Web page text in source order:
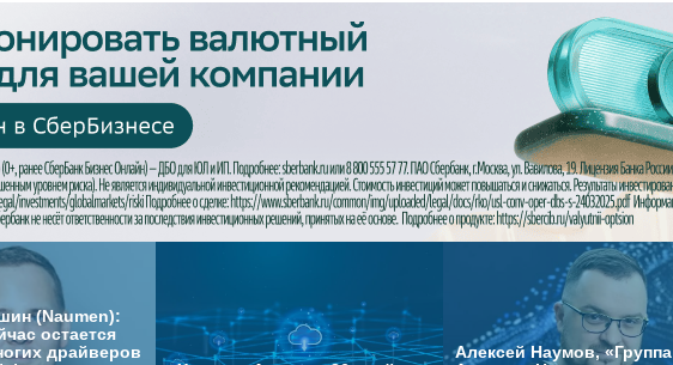
(Naumen):
остается
драйверов
Алексей Наумов, «Группа